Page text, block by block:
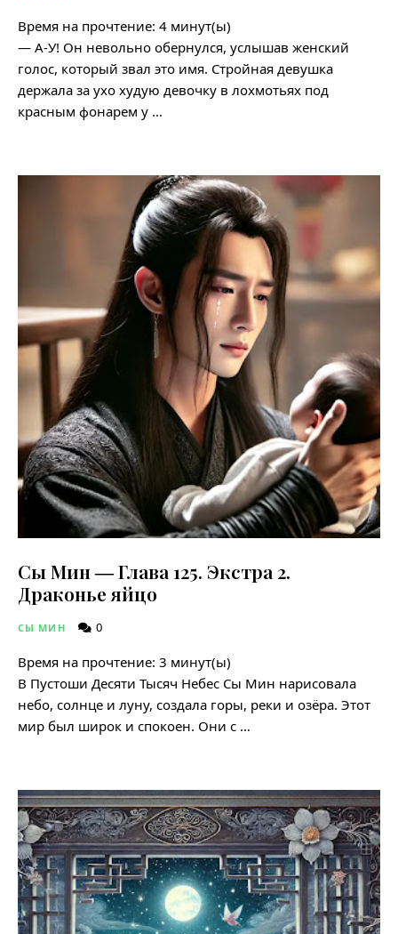
Время на прочтение: 4 минут(ы)
— А-У! Он невольно обернулся, услышав женский
голос, который звал это имя. Стройная девушка
держала за ухо худую девочку в лохмотьях под
красным фонарем у …
Сы Мин ― Глава 125. Экстра 2.
Драконье яйцо
СЫ МИН 0
Время на прочтение: 3 минут(ы)
В Пустоши Десяти Тысяч Небес Сы Мин нарисовала
небо, солнце и луну, создала горы, реки и озёра. Этот
мир был широк и спокоен. Они с …